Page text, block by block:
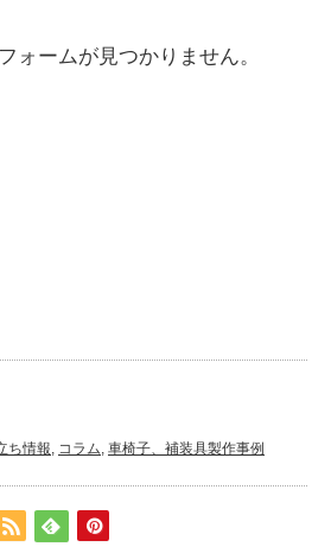
ォームが見つかりません。
ち情報, コラム, 車椅子、補装具製作事例